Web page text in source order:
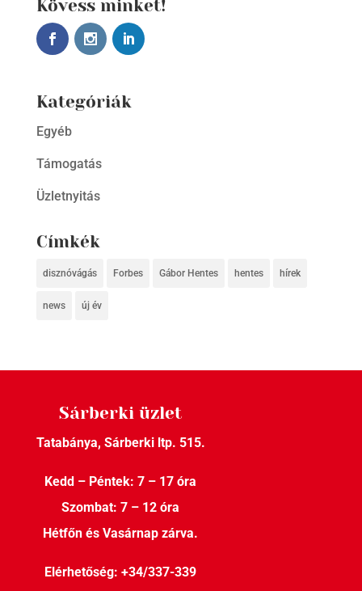
Kövess minket!
Kategóriák
Egyéb
Támogatás
Üzletnyitás
Címkék
disznóvágás Forbes Gábor Hentes hentes hírek
news új év
Sárberki üzlet
Tatabánya, Sárberki ltp. 515.
Kedd – Péntek: 7 – 17 óra
Szombat: 7 – 12 óra
Hétfőn és Vasárnap zárva.
Elérhetőség:+34/337-339